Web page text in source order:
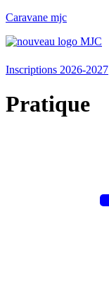
Caravane mjc
Inscriptions 2026-2027
Pratique